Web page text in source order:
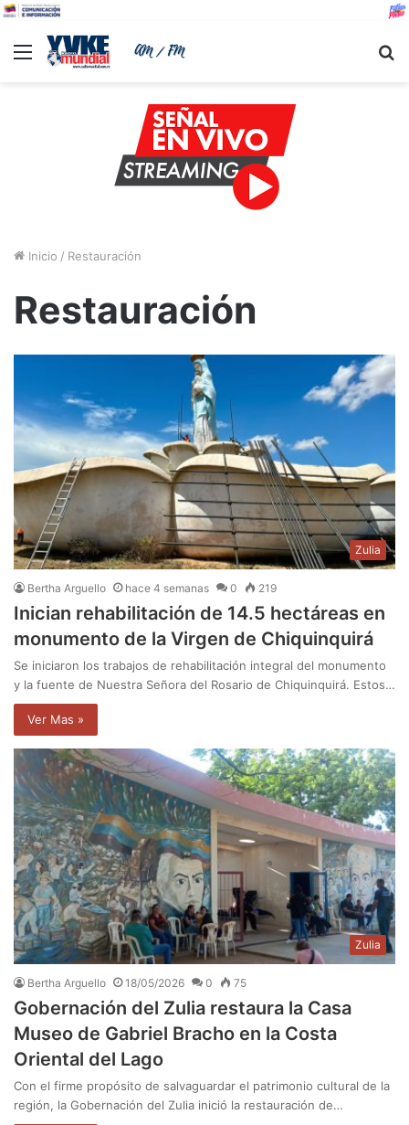
Menu
Inicio / Restauración
Restauración
Zulia
Bertha Arguello hace 4 semanas 0 219
Inician rehabilitación de 14.5 hectáreas en
monumento de la Virgen de Chiquinquirá
Se iniciaron los trabajos de rehabilitación integral del monumento
y la fuente de Nuestra Señora del Rosario de Chiquinquirá. Estos…
Ver Mas »
Zulia
Bertha Arguello 18/05/2026 0 75
Gobernación del Zulia restaura la Casa
Museo de Gabriel Bracho en la Costa
Oriental del Lago
Con el firme propósito de salvaguardar el patrimonio cultural de la
región, la Gobernación del Zulia inició la restauración de…